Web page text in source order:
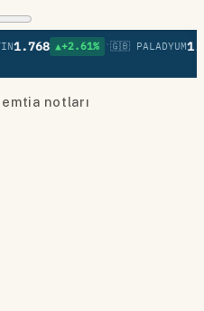
1.768 ▲+2.61% •🇬🇧 PALADYUM
notları